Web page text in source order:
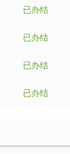
已办结
已办结
已办结
已办结